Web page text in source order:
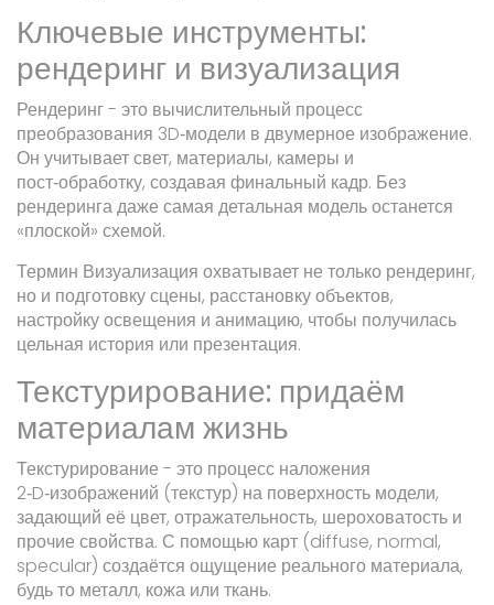
Ключевые инструменты:
рендеринг и визуализация
Рендеринг- это вычислительный процесс
преобразования 3D‑модели в двумерное изображение.
Он учитывает свет, материалы, камеры и
пост‑обработку, создавая финальный кадр. Без
рендеринга даже самая детальная модель останется
«плоской» схемой.
Термин Визуализация охватывает не только рендеринг,
но и подготовку сцены, расстановку объектов,
настройку освещения и анимацию, чтобы получилась
цельная история или презентация.
Текстурирование: придаём
материалам жизнь
Текстурирование - это процесс наложения
2‑D‑изображений (текстур) на поверхность модели,
задающий её цвет, отражательность, шероховатость и
прочие свойства. С помощью карт (diffuse, normal,
specular) создаётся ощущение реального материала,
будь то металл, кожа или ткань.